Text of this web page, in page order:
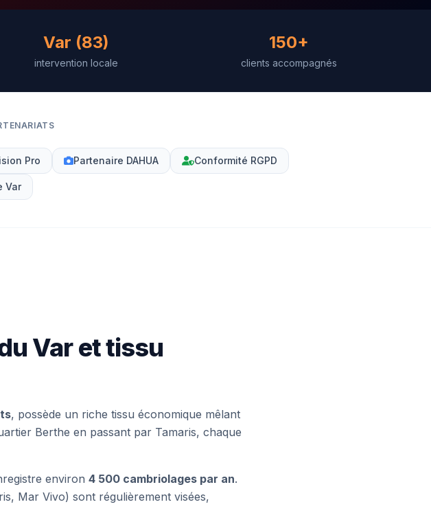
Var (83)
intervention locale
150+
clients accompagnés
Pro Partenaire DAHUA Conformité RGPD
Var
Var et tissu
, possède un riche tissu économique mêlant
Berthe en passant par Tamaris, chaque
environ 4 500 cambriolages par an.
Mar Vivo) sont régulièrement visées,